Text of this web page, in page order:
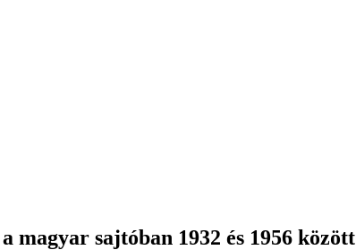
sajtóban 1932 és 1956 között